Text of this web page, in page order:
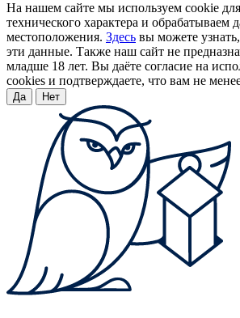
На нашем сайте мы используем cookie
технического характера и обрабатываем
местоположения. Здесь вы можете
эти данные. Также наш сайт не
младше 18 лет. Вы даёте согласие на
cookies и подтверждаете, что вам не
Да Нет